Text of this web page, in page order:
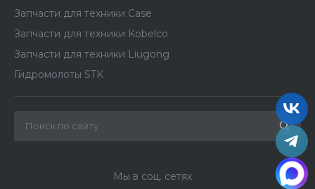
Запчасти для техники Case
Запчасти для техники Kobelco
Запчасти для техники Liugong
Гидромолоты STK
Мы в соц. сетях